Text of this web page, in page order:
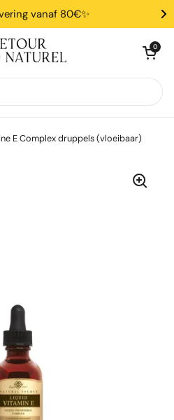
vanaf 80€✨
Winkelwagentje
0
E Complex druppels (vloeibaar)